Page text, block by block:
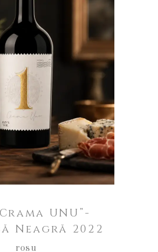
ÎN COȘ
UNU”-
Neagră 2022
rosu